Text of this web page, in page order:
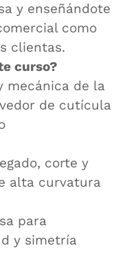
y enseñándote
como
clientas.
curso?
mecánica de la
de cutícula
corte y
alta curvatura
para
y simetría